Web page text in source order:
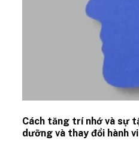
Cách tăng trí nhớ và sự
dưỡng và thay đổi hành vi